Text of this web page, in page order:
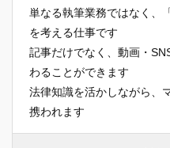
単なる執筆業務ではなく、
を考える仕事です
記事だけでなく、動画・
わることができます
法律知識を活かしながら、
携われます